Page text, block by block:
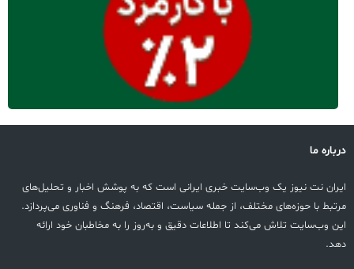
درباره ما
ایران نت نیوز یک وب‌سایت خبری ایرانی است که به پوشش اخبار و تحلیل‌های
مرتبط با حوزه‌های مختلف، از جمله سیاست، اقتصاد، فرهنگ و فناوری می‌پردازد.
این وب‌سایت تلاش می‌کند تا اطلاعات دقیق و به‌روز را به مخاطبان خود ارائه
دهد.